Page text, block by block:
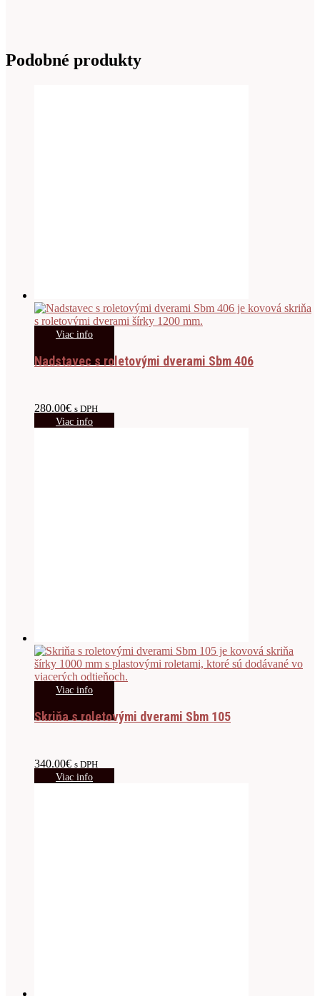
Podobné produkty
Viac info
Nadstavec s roletovými dverami Sbm 406
280.00€ s DPH
Viac info
Viac info
Skriňa s roletovými dverami Sbm 105
340.00€ s DPH
Viac info